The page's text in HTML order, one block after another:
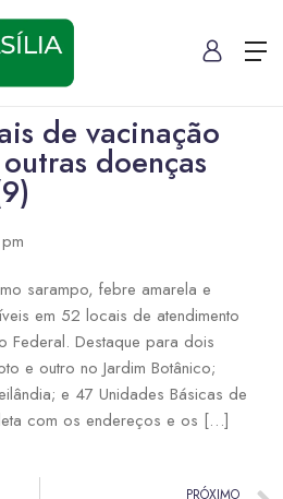
de vacinação
doenças
sarampo, febre amarela e
em 52 locais de atendimento
Federal. Destaque para dois
e outro no Jardim Botânico;
e 47 Unidades Básicas de
com os endereços e os […]
PRÓXIMO